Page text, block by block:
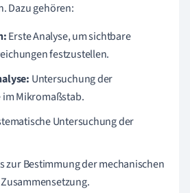
Dazu gehören:
Erste Analyse, um sichtbare
festzustellen.
Untersuchung der
Mikromaßstab.
Untersuchung der
zur Bestimmung der mechanischen